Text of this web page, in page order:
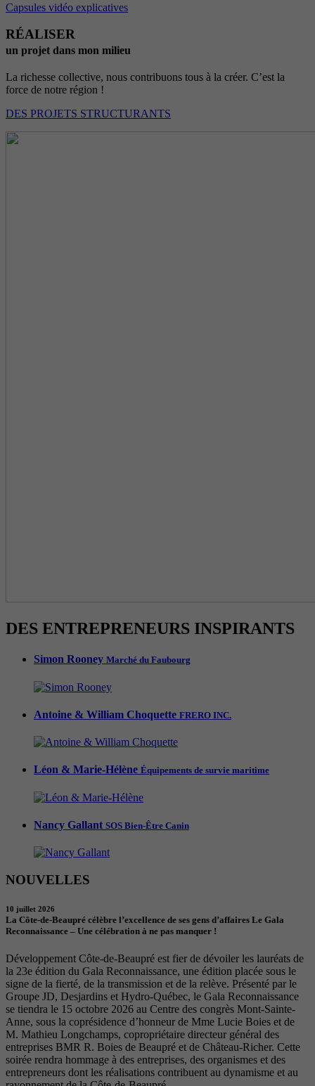
Capsules vidéo explicatives
RÉALISER
un projet dans mon milieu
La richesse collective, nous contribuons tous à la créer. C’est la
force de notre région !
DES PROJETS STRUCTURANTS
DES ENTREPRENEURS INSPIRANTS
Simon Rooney Marché du Faubourg
Antoine & William Choquette FRERO INC.
Léon & Marie-Hélène Équipements de survie maritime
Nancy Gallant SOS Bien-Être Canin
NOUVELLES
10 juillet 2026
La Côte-de-Beaupré célèbre l’excellence de ses gens d’affaires Le Gala
Reconnaissance – Une célébration à ne pas manquer !
Développement Côte-de-Beaupré est fier de dévoiler les lauréats de
la 23e édition du Gala Reconnaissance, une édition placée sous le
signe de la fierté, de la transmission et de la relève. Présenté par le
Groupe JD, Desjardins et Hydro-Québec, le Gala Reconnaissance
se tiendra le 15 octobre 2026 au Centre des congrès Mont-Sainte-
Anne, sous la coprésidence d’honneur de Mme Lucie Boies et de
M. Mathieu Longchamps, copropriétaire directeur général des
entreprises BMR R. Boies de Beaupré et de Château-Richer. Cette
soirée rendra hommage à des entreprises, des organismes et des
entrepreneurs dont les réalisations contribuent au dynamisme et au